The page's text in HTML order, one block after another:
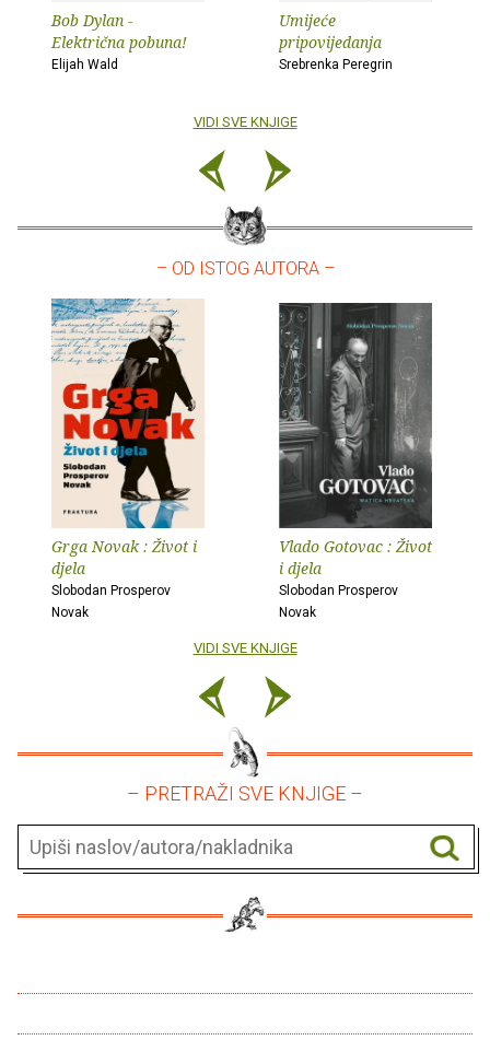
Bob Dylan -
Električna pobuna!
Elijah Wald
Umijeće
pripovijedanja
Srebrenka Peregrin
VIDI SVE KNJIGE
– OD ISTOG AUTORA –
Grga Novak : Život i
djela
Slobodan Prosperov
Novak
Vlado Gotovac : Život
i djela
Slobodan Prosperov
Novak
VIDI SVE KNJIGE
– PRETRAŽI SVE KNJIGE –